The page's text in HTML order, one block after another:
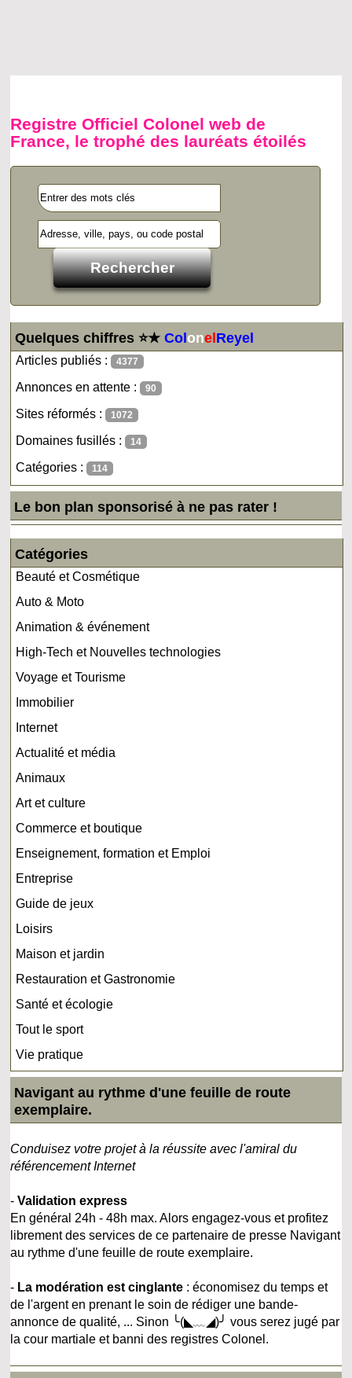
Registre Officiel Colonel web de
France, le trophé des lauréats étoilés
Quelques chiffres ⭐★ColonelReyel
Articles publiés : 4377
Annonces en attente : 90
Sites réformés : 1072
Domaines fusillés : 14
Catégories : 114
Le bon plan sponsorisé à ne pas rater !
Catégories
Beauté et Cosmétique
Auto & Moto
Animation & événement
High-Tech et Nouvelles technologies
Voyage et Tourisme
Immobilier
Internet
Actualité et média
Animaux
Art et culture
Commerce et boutique
Enseignement, formation et Emploi
Entreprise
Guide de jeux
Loisirs
Maison et jardin
Restauration et Gastronomie
Santé et écologie
Tout le sport
Vie pratique
Navigant au rythme d'une feuille de route
exemplaire.
Conduisez votre projet à la réussite avec l'amiral du
référencement Internet
-Validation express
En général 24h - 48h max. Alors engagez-vous et profitez
librement des services de ce partenaire de presse Navigant
au rythme d'une feuille de route exemplaire.
- La modération est cinglante : économisez du temps et
de l'argent en prenant le soin de rédiger une bande-
annonce de qualité, ... Sinon ╰(◣﹏◢)╯ vous serez jugé par
la cour martiale et banni des registres Colonel.